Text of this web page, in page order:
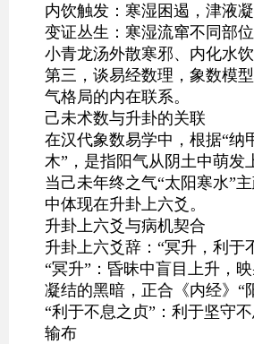
内饮触发：寒湿困遏，津液
变证丛生：寒湿流窜不同部
小青龙汤外散寒邪、内化水
第三，谈易经数理，象数模
气格局的内在联系。
己未术数与升卦的关联
在汉代象数易学中，根据“
木”，是指阳气从阴土中萌
当己未年终之气“太阳寒水”
中体现在升卦上六爻。
升卦上六爻与病机契合
升卦上六爻辞：“冥升，利于
“冥升”：昏昧中盲目上升，
凝结的黑暗，正合《内经》“
“利于不息之贞”：利于坚守
输布